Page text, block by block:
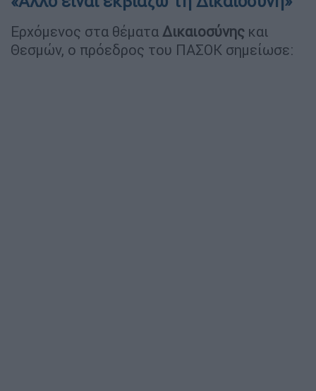
Ερχόμενος στα θέματα Δικαιοσύνης και
Θεσμών, ο πρόεδρος του ΠΑΣΟΚ σημείωσε: